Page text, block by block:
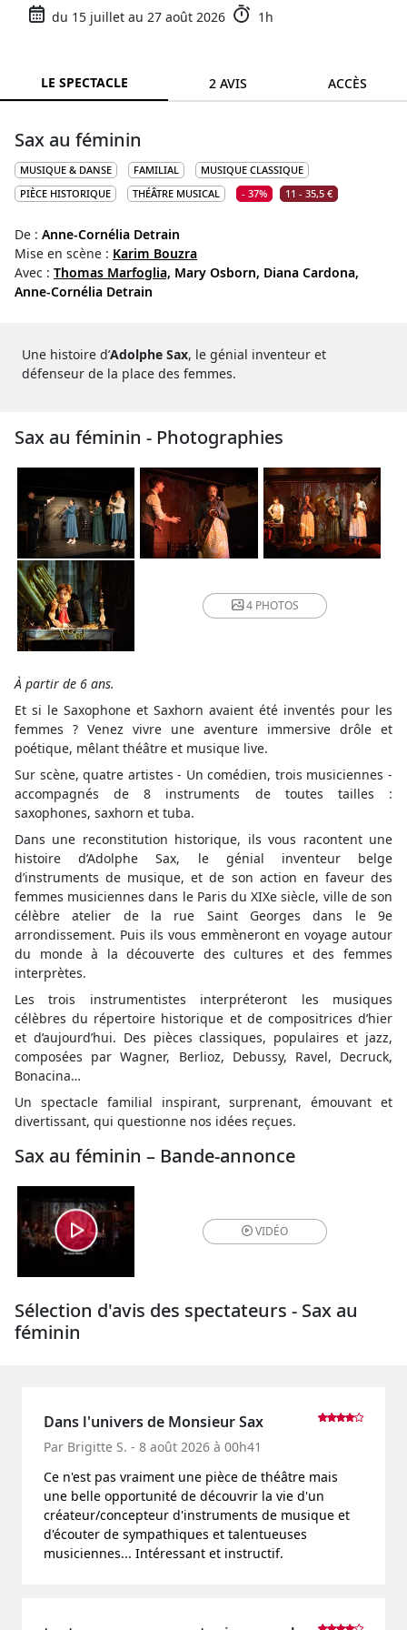
du 15 juillet au 27 août 2026 1h
LE SPECTACLE 2 AVIS ACCÈS
Sax au féminin
MUSIQUE & DANSE FAMILIAL
MUSIQUE CLASSIQUE
PIÈCE HISTORIQUE
THÉÂTRE MUSICAL - 37% 11 - 35,5 €
De : Anne-Cornélia Detrain
Mise en scène : Karim Bouzra
Avec : Thomas Marfoglia, Mary Osborn, Diana Cardona,
Anne-Cornélia Detrain
Une histoire d’Adolphe Sax, le génial inventeur et
défenseur de la place des femmes.
Sax au féminin - Photographies
4 PHOTOS
À partir de 6 ans.
Et si le Saxophone et Saxhorn avaient été inventés pour les
femmes ? Venez vivre une aventure immersive drôle et
poétique, mêlant théâtre et musique live.
Sur scène, quatre artistes - Un comédien, trois musiciennes -
accompagnés de 8 instruments de toutes tailles :
saxophones, saxhorn et tuba.
Dans une reconstitution historique, ils vous racontent une
histoire d’Adolphe Sax, le génial inventeur belge
d’instruments de musique, et de son action en faveur des
femmes musiciennes dans le Paris du XIXe siècle, ville de son
célèbre atelier de la rue Saint Georges dans le 9e
arrondissement. Puis ils vous emmèneront en voyage autour
du monde à la découverte des cultures et des femmes
interprètes.
Les trois instrumentistes interpréteront les musiques
célèbres du répertoire historique et de compositrices d’hier
et d’aujourd’hui. Des pièces classiques, populaires et jazz,
composées par Wagner, Berlioz, Debussy, Ravel, Decruck,
Bonacina…
Un spectacle familial inspirant, surprenant, émouvant et
divertissant, qui questionne nos idées reçues.
Sax au féminin – Bande-annonce
VIDÉO
Sélection d'avis des spectateurs - Sax au
féminin
Dans l'univers de Monsieur Sax
Par Brigitte S. - 8 août 2026 à 00h41
Ce n'est pas vraiment une pièce de théâtre mais
une belle opportunité de découvrir la vie d'un
créateur/concepteur d'instruments de musique et
d'écouter de sympathiques et talentueuses
musiciennes... Intéressant et instructif.